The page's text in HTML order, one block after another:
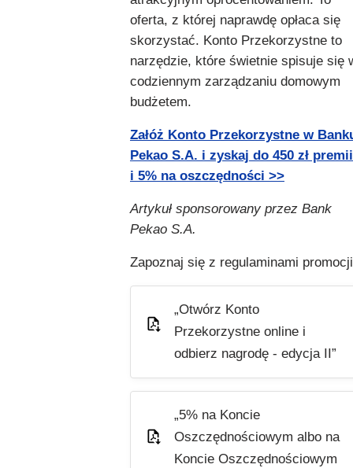
oferta, z której naprawdę opłaca się
skorzystać. Konto Przekorzystne to
narzędzie, które świetnie spisuje się
codziennym zarządzaniu domowym
budżetem.
Załóż Konto Przekorzystne w
Pekao S.A. i zyskaj do 450 zł premii
i 5% na oszczędności >>
Artykuł sponsorowany przez Bank
Pekao S.A.
Zapoznaj się z regulaminami
„Otwórz Konto
Przekorzystne online i
odbierz nagrodę - edycja II”
„5% na Koncie
Oszczędnościowym albo na
Koncie Oszczędnościowym